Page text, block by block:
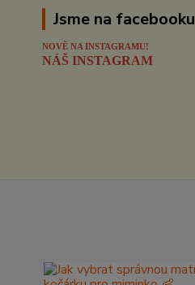
Jsme na facebooku
NOVĚ NA INSTAGRAMU!
NÁŠ INSTAGRAM